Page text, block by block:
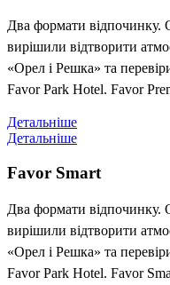
Два формати
вирішили відтворити
«Орел і Решка» та
Favor Park Hotel. Favor
Детальніше
Детальніше
Favor Smart
Два формати
вирішили відтворити
«Орел і Решка» та
Favor Park Hotel. Favor